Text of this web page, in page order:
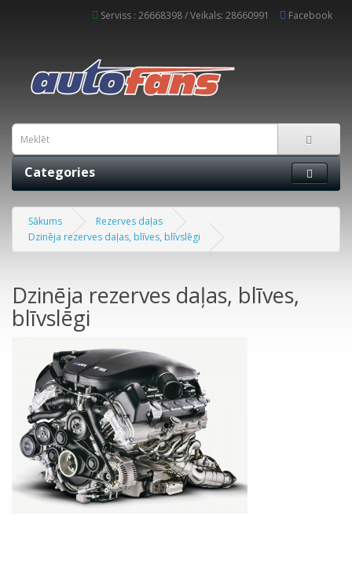
Serviss : 26668398 / Veikals: 28660991 Facebook
Categories
Sākums
Rezerves daļas
Dzinēja rezerves daļas, blīves, blīvslēgi
Dzinēja rezerves daļas, blīves,
blīvslēgi